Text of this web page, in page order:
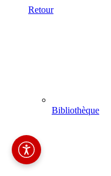
Retour
Bibliothèque